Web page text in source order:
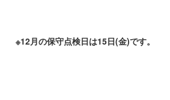
※12月の保守点検日は15日(金)です。